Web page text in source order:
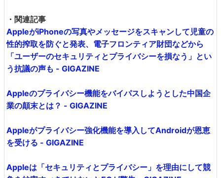
・関連記事
AppleがiPhoneの写真やメッセージをスキャンして児童の
性的搾取を防ぐと発表、電子フロンティア財団などから
「ユーザーのセキュリティとプライバシーを損なう」とい
う抗議の声も - GIGAZINE
Appleのプライバシー機能をバイパスしようとした中国企
業の顛末とは？ - GIGAZINE
Appleがプライバシー強化機能を導入してAndroidが恩恵
を受ける - GIGAZINE
Appleは「セキュリティとプライバシー」を理由にして競